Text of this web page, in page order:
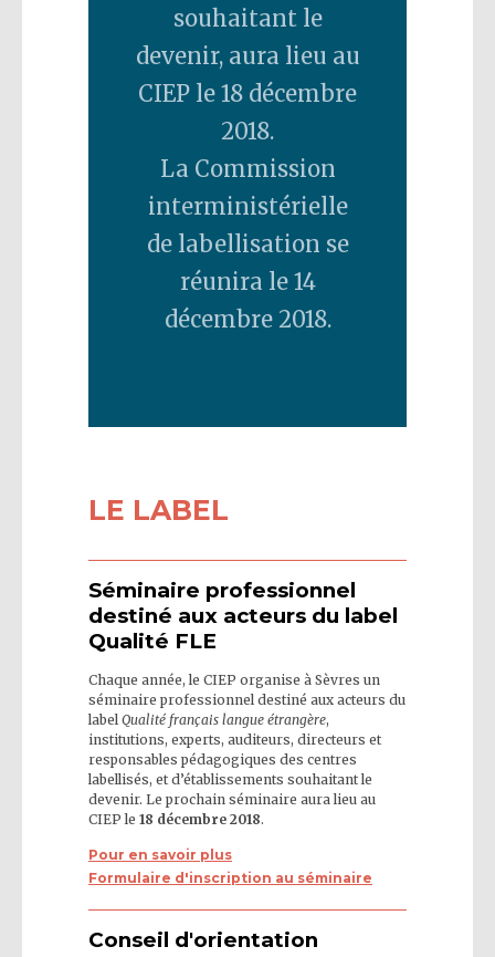
souhaitant le
devenir, aura lieu au
CIEP le 18 décembre
2018.
La Commission
interministérielle
de labellisation se
réunira le 14
décembre 2018.
LE LABEL
Séminaire professionnel
destiné aux acteurs du label
Qualité FLE
Chaque année, le CIEP organise à Sèvres un
séminaire professionnel destiné aux acteurs du
label Qualité français langue étrangère,
institutions, experts, auditeurs, directeurs et
responsables pédagogiques des centres
labellisés, et d’établissements souhaitant le
devenir. Le prochain séminaire aura lieu au
CIEP le 18 décembre 2018.
Pour en savoir plus
Formulaire d'inscription au séminaire
Conseil d'orientation